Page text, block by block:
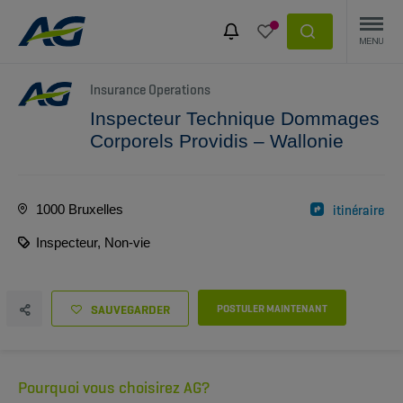
Insurance Operations
Inspecteur Technique Dommages
Corporels Providis – Wallonie
SAUVEGARDER POSTULER MAINTENANT
1000 Bruxelles itinéraire
Inspecteur, Non-vie
Pourquoi vous choisirez AG?